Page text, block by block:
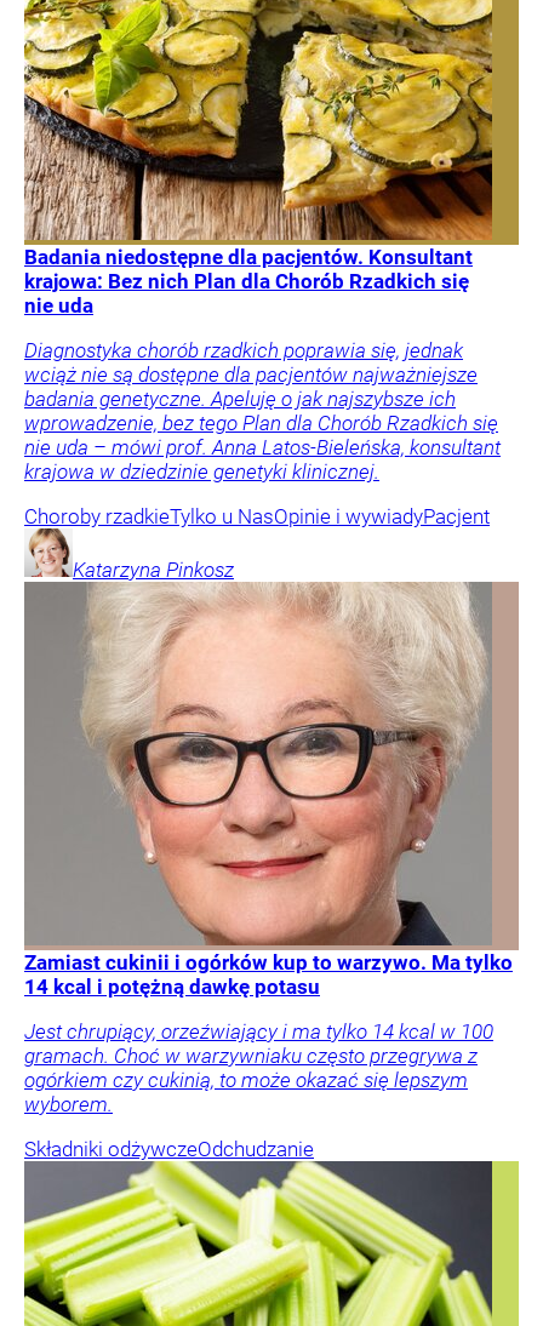
Badania niedostępne dla pacjentów. Konsultant
krajowa: Bez nich Plan dla Chorób Rzadkich się
nie uda
Diagnostyka chorób rzadkich poprawia się, jednak
wciąż nie są dostępne dla pacjentów najważniejsze
badania genetyczne. Apeluję o jak najszybsze ich
wprowadzenie, bez tego Plan dla Chorób Rzadkich się
nie uda – mówi prof. Anna Latos-Bieleńska, konsultant
krajowa w dziedzinie genetyki klinicznej.
Choroby rzadkieTylko u NasOpinie i wywiadyPacjent
Katarzyna Pinkosz
Zamiast cukinii i ogórków kup to warzywo. Ma tylko
14 kcal i potężną dawkę potasu
Jest chrupiący, orzeźwiający i ma tylko 14 kcal w 100
gramach. Choć w warzywniaku często przegrywa z
ogórkiem czy cukinią, to może okazać się lepszym
wyborem.
Składniki odżywczeOdchudzanie